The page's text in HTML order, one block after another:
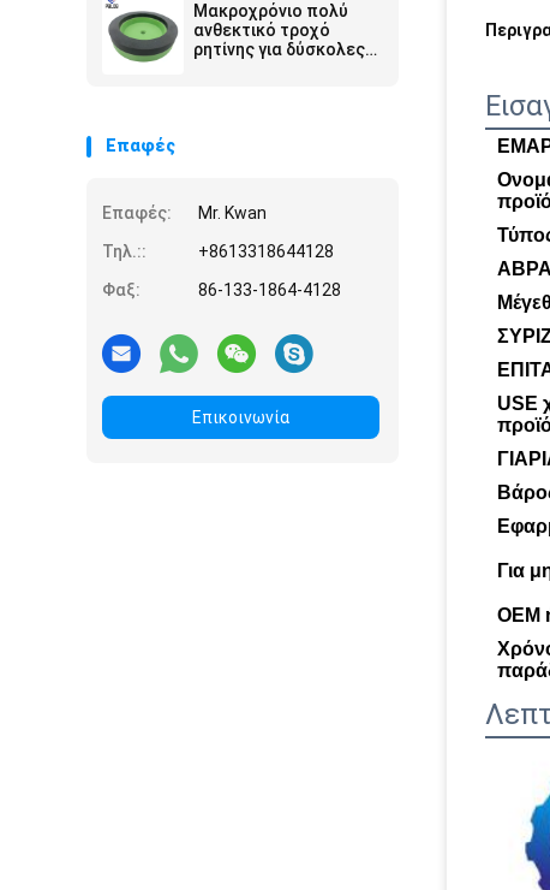
Μακροχρόνιο πολύ
ανθεκτικό τροχό
ρητίνης για δύσκολες
Επαφές
Επαφές:
Mr. Kwan
Τηλ.::
+8613318644128
Φαξ:
86-133-1864-4128
Επικοινωνία
USE
Για
OEM